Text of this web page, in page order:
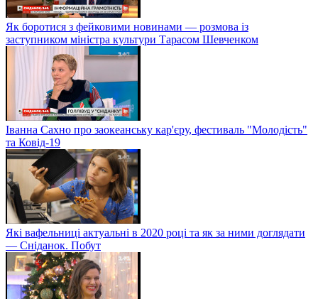
Як боротися з фейковими новинами — розмова із
заступником міністра культури Тарасом Шевченком
Іванна Сахно про заокеанську кар'єру, фестиваль "Молодість"
та Ковід-19
Які вафельниці актуальні в 2020 році та як за ними доглядати
— Сніданок. Побут